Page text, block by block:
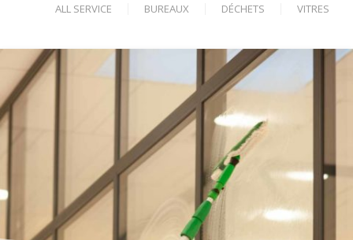
ALL SERVICE BUREAUX DÉCHETS VITRES